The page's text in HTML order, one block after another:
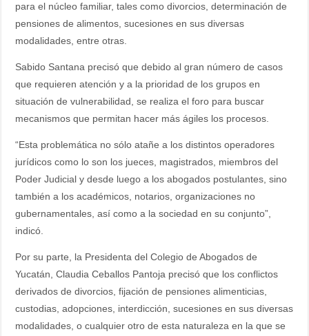
para el núcleo familiar, tales como divorcios, determinación de
pensiones de alimentos, sucesiones en sus diversas
modalidades, entre otras.
Sabido Santana precisó que debido al gran número de casos
que requieren atención y a la prioridad de los grupos en
situación de vulnerabilidad, se realiza el foro para buscar
mecanismos que permitan hacer más ágiles los procesos.
“Esta problemática no sólo atañe a los distintos operadores
jurídicos como lo son los jueces, magistrados, miembros del
Poder Judicial y desde luego a los abogados postulantes, sino
también a los académicos, notarios, organizaciones no
gubernamentales, así como a la sociedad en su conjunto”,
indicó.
Por su parte, la Presidenta del Colegio de Abogados de
Yucatán, Claudia Ceballos Pantoja precisó que los conflictos
derivados de divorcios, fijación de pensiones alimenticias,
custodias, adopciones, interdicción, sucesiones en sus diversas
modalidades, o cualquier otro de esta naturaleza en la que se